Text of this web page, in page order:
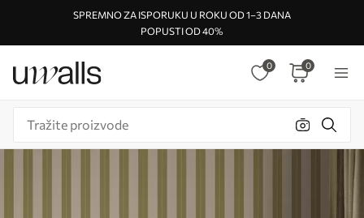
SPREMNO ZA ISPORUKU U ROKU OD 1–3 DANA
POPUSTI OD 40%
0 0